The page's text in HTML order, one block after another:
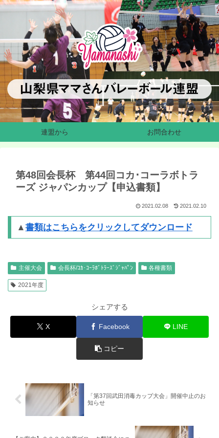
連盟から お問合わせ
第48回会長杯 第44回コカ･コーラボトラ
ーズ ジャパンカップ【申込書類】
2021.02.08 2021.02.10
▲ 書類はこちらをクリックしてダウンロード
主催大会 会長杯/ｺｶ･ｺｰﾗﾎﾞﾄﾗｰｽﾞｼﾞｬﾊﾟﾝ 各種書類
2021年度
シェアする
X Facebook LINE
コピー
「第37回武田消毒カップ大会」開催中止のお
知らせ